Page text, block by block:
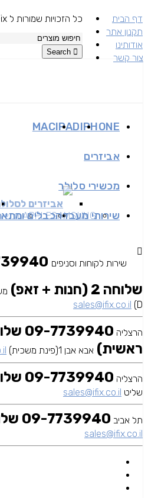
דף הבית
תקנון אתר
אודותינו
צור קשר
כל הזכויות שמורות ל iFix החל משנת 2020
IPHONE
IPAD
MAC
אביזרים
אביזרים
מכשירי סלולר
SAMSUNG
APPLE שירותי מעבדהכבלים
Search
שירות לקוחות וסניפים
שלוחה 2 (חנות + זאפ)
D)
sales@ifix.co.il
הרצליה
ראשית) אבא אבן 1(פינת משכית)
הרצליה 09-7739940 שלוחה 3
שליט sales@ifix.co.il
תל אביב 09-7739940 שלוחה 4
sales@ifix.co.il